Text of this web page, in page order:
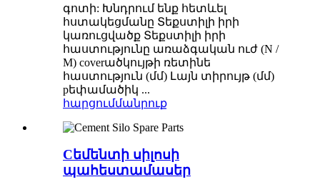
գոտի: Խնդրում ենք հետևել
հստակեցմանը Տեքստիլի իրի
կառուցվածք Տեքստիլի իրի
հաստությունը առաձգական ուժ (N /
M) coverածկույթի ռետինե
հաստություն (մմ) Լայն տիրույթ (մմ)
pեփամածիկ ...
հարցումմանրուք
Cեմենտի սիլոսի
պահեստամասեր